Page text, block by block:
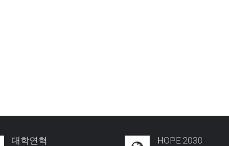
대학연혁 HOPE 2030